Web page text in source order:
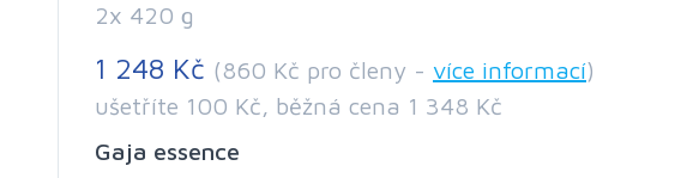
2x 420 g
1 248 Kč (860 Kč pro členy - více informací)
ušetříte 100 Kč, běžná cena 1 348 Kč
Gaja essence